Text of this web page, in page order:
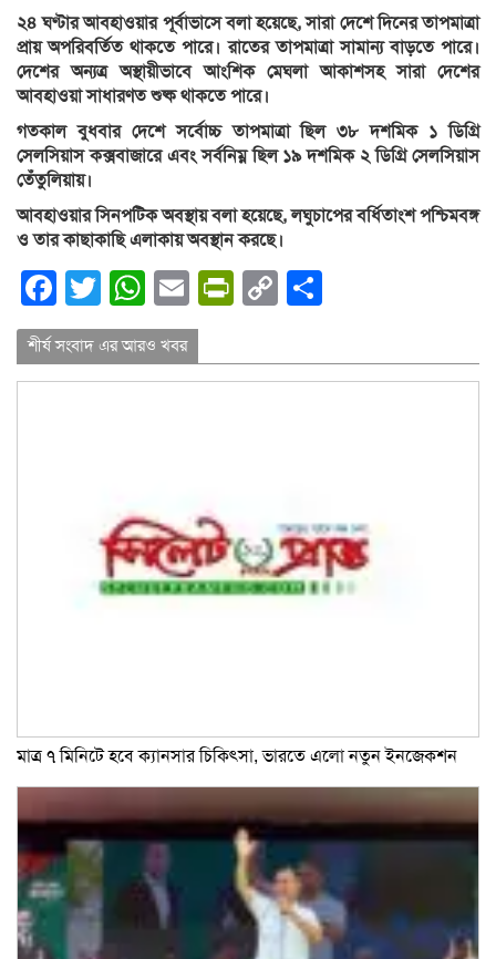
২৪ ঘণ্টার আবহাওয়ার পূর্বাভাসে বলা হয়েছে, সারা দেশে দিনের তাপমাত্রা
প্রায় অপরিবর্তিত থাকতে পারে। রাতের তাপমাত্রা সামান্য বাড়তে পারে।
দেশের অন্যত্র অস্থায়ীভাবে আংশিক মেঘলা আকাশসহ সারা দেশের
আবহাওয়া সাধারণত শুষ্ক থাকতে পারে।
গতকাল বুধবার দেশে সর্বোচ্চ তাপমাত্রা ছিল ৩৮ দশমিক ১ ডিগ্রি
সেলসিয়াস কক্সবাজারে এবং সর্বনিম্ন ছিল ১৯ দশমিক ২ ডিগ্রি সেলসিয়াস
তেঁতুলিয়ায়।
আবহাওয়ার সিনপটিক অবস্থায় বলা হয়েছে, লঘুচাপের বর্ধিতাংশ পশ্চিমবঙ্গ
ও তার কাছাকাছি এলাকায় অবস্থান করছে।
Facebook
Twitter
WhatsApp
EmailPrintFriendly
Copy
শীর্ষ সংবাদ এর আরও খবর
মাত্র ৭ মিনিটে হবে ক্যানসার চিকিৎসা, ভারতে এলো নতুন ইনজেকশন